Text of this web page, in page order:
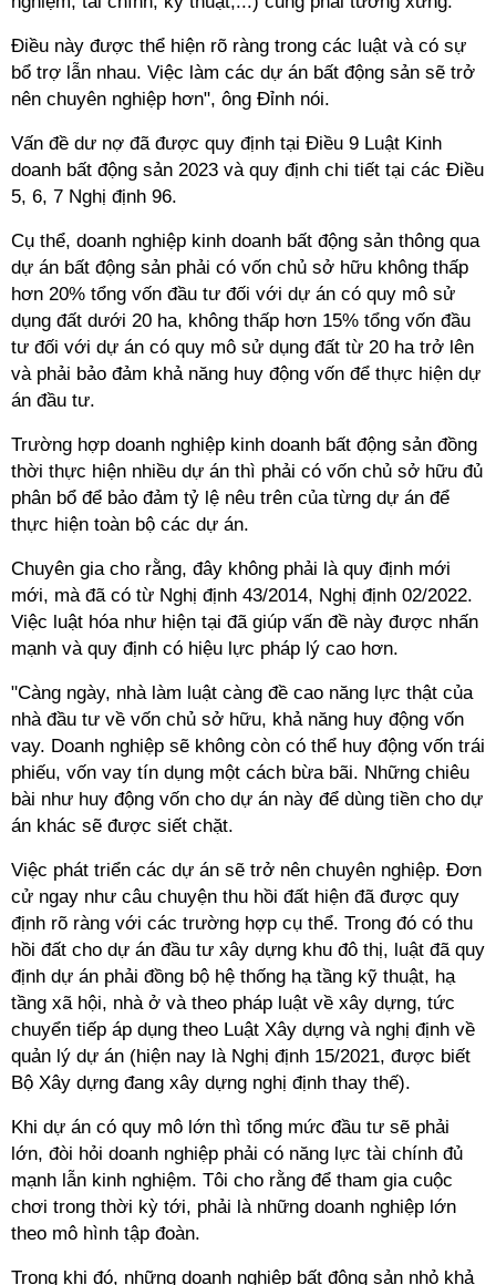
Điều này được thể hiện rõ ràng trong các luật và có sự
bổ trợ lẫn nhau. Việc làm các dự án bất động sản sẽ trở
nên chuyên nghiệp hơn", ông Đỉnh nói.
Vấn đề dư nợ đã được quy định tại Điều 9 Luật Kinh
doanh bất động sản 2023 và quy định chi tiết tại các Điều
5, 6, 7 Nghị định 96.
Cụ thể, doanh nghiệp kinh doanh bất động sản thông qua
dự án bất động sản phải có vốn chủ sở hữu không thấp
hơn 20% tổng vốn đầu tư đối với dự án có quy mô sử
dụng đất dưới 20 ha, không thấp hơn 15% tổng vốn đầu
tư đối với dự án có quy mô sử dụng đất từ 20 ha trở lên
và phải bảo đảm khả năng huy động vốn để thực hiện dự
án đầu tư.
Trường hợp doanh nghiệp kinh doanh bất động sản đồng
thời thực hiện nhiều dự án thì phải có vốn chủ sở hữu đủ
phân bổ để bảo đảm tỷ lệ nêu trên của từng dự án để
thực hiện toàn bộ các dự án.
Chuyên gia cho rằng, đây không phải là quy định mới
mới, mà đã có từ Nghị định 43/2014, Nghị định 02/2022.
Việc luật hóa như hiện tại đã giúp vấn đề này được nhấn
mạnh và quy định có hiệu lực pháp lý cao hơn.
"Càng ngày, nhà làm luật càng đề cao năng lực thật của
nhà đầu tư về vốn chủ sở hữu, khả năng huy động vốn
vay. Doanh nghiệp sẽ không còn có thể huy động vốn trái
phiếu, vốn vay tín dụng một cách bừa bãi. Những chiêu
bài như huy động vốn cho dự án này để dùng tiền cho dự
án khác sẽ được siết chặt.
Việc phát triển các dự án sẽ trở nên chuyên nghiệp. Đơn
cử ngay như câu chuyện thu hồi đất hiện đã được quy
định rõ ràng với các trường hợp cụ thể. Trong đó có thu
hồi đất cho dự án đầu tư xây dựng khu đô thị, luật đã quy
định dự án phải đồng bộ hệ thống hạ tầng kỹ thuật, hạ
tầng xã hội, nhà ở và theo pháp luật về xây dựng, tức
chuyển tiếp áp dụng theo Luật Xây dựng và nghị định về
quản lý dự án (hiện nay là Nghị định 15/2021, được biết
Bộ Xây dựng đang xây dựng nghị định thay thế).
Khi dự án có quy mô lớn thì tổng mức đầu tư sẽ phải
lớn, đòi hỏi doanh nghiệp phải có năng lực tài chính đủ
mạnh lẫn kinh nghiệm. Tôi cho rằng để tham gia cuộc
chơi trong thời kỳ tới, phải là những doanh nghiệp lớn
theo mô hình tập đoàn.
Trong khi đó, những doanh nghiệp bất động sản nhỏ khả